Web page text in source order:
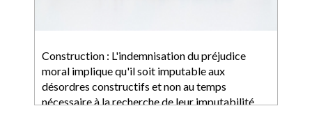
Construction : L'indemnisation du préjudice
moral implique qu'il soit imputable aux
désordres constructifs et non au temps
nécessaire à la recherche de leur imputabilité